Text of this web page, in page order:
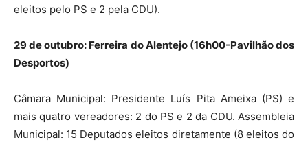
eleitos pelo PS e 2 pela CDU).
29 de outubro: Ferreira do Alentejo (16h00-Pavilhão dos
Desportos)
Câmara Municipal: Presidente Luís Pita Ameixa (PS) e
mais quatro vereadores: 2 do PS e 2 da CDU. Assembleia
Municipal: 15 Deputados eleitos diretamente (8 eleitos do